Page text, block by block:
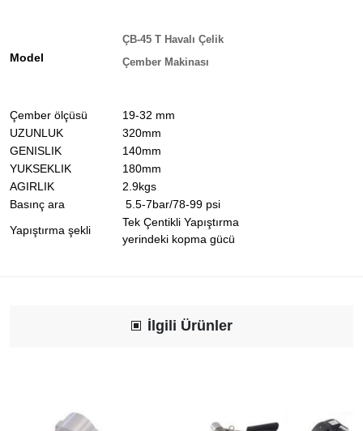
Model
ÇB-45 T Havalı Çelik
Çember Makinası
Çember ölçüsü
19-32 mm
UZUNLUK
320mm
GENISLIK
140mm
YUKSEKLIK
180mm
AGIRLIK
2.9kgs
Basınç ara
5.5-7bar/78-99 psi
Yapıştırma şekli
Tek Çentikli Yapıştırma
yerindeki kopma gücü
İlgili Ürünler